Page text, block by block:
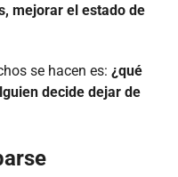
mejorar el estado de
se hacen es: ¿qué
decide dejar de